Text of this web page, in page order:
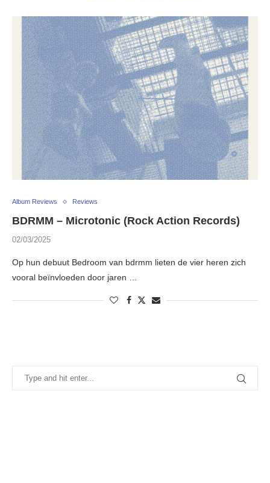
Album Reviews Reviews
BDRMM – Microtonic (Rock Action Records)
02/03/2025
Op hun debuut Bedroom van bdrmm lieten de vier heren zich
vooral beïnvloeden door jaren …